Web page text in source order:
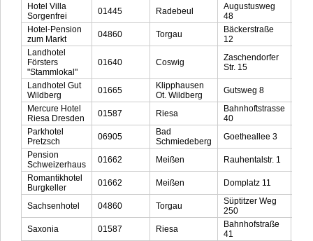
Hotel Villa
Sorgenfrei
01445 Radebeul
Augustusweg
48
Hotel-Pension
zum Markt
04860 Torgau
Bäckerstraße
12
Landhotel
Försters
"Stammlokal"
01640 Coswig
Zaschendorfer
Str. 15
Landhotel Gut
Wildberg
01665
Klipphausen
Ot. Wildberg
Gutsweg 8
Mercure Hotel
Riesa Dresden
01587 Riesa
Bahnhoftstrasse
40
Parkhotel
Pretzsch
06905
Bad
Schmiedeberg
Goetheallee 3
Pension
Schweizerhaus
01662 Meißen Rauhentalstr. 1
Romantikhotel
Burgkeller
01662 Meißen Domplatz 11
Sachsenhotel 04860 Torgau
Süptitzer Weg
250
Saxonia 01587 Riesa
Bahnhofstraße
41